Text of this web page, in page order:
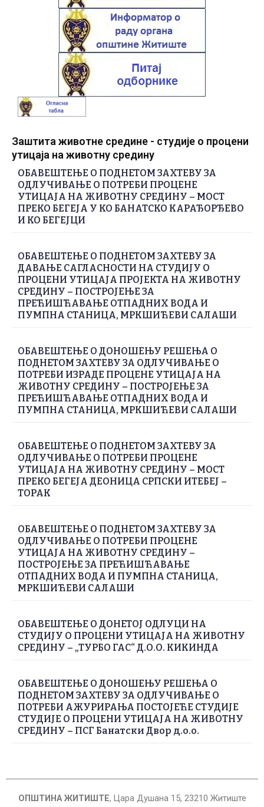
Заштита животне средине - студије о процени
утицаја на животну средину
ОБАВЕШТЕЊЕ О ПОДНЕТОМ ЗАХТЕВУ ЗА
ОДЛУЧИВАЊЕ О ПОТРЕБИ ПРОЦЕНЕ
УТИЦАЈА НА ЖИВОТНУ СРЕДИНУ – МОСТ
ПРЕКО БЕГЕЈА У КО БАНАТСКО КАРАЂОРЂЕВО
И КО БЕГЕЈЦИ
ОБАВЕШТЕЊЕ О ПОДНЕТОМ ЗАХТЕВУ ЗА
ДАВАЊЕ САГЛАСНОСТИ НА СТУДИЈУ О
ПРОЦЕНИ УТИЦАЈА ПРОЈЕКТА НА ЖИВОТНУ
СРЕДИНУ – ПОСТРОЈЕЊЕ ЗА
ПРЕЋИШЋАВАЊЕ ОТПАДНИХ ВОДА И
ПУМПНА СТАНИЦА, МРКШИЋЕВИ САЛАШИ
ОБАВЕШТЕЊЕ О ДОНОШЕЊУ РЕШЕЊА О
ПОДНЕТОМ ЗАХТЕВУ ЗА ОДЛУЧИВАЊЕ О
ПОТРЕБИ ИЗРАДЕ ПРОЦЕНЕ УТИЦАЈА НА
ЖИВОТНУ СРЕДИНУ – ПОСТРОЈЕЊЕ ЗА
ПРЕЋИШЋАВАЊЕ ОТПАДНИХ ВОДА И
ПУМПНА СТАНИЦА, МРКШИЋЕВИ САЛАШИ
ОБАВЕШТЕЊЕ О ПОДНЕТОМ ЗАХТЕВУ ЗА
ОДЛУЧИВАЊЕ О ПОТРЕБИ ПРОЦЕНЕ
УТИЦАЈА НА ЖИВОТНУ СРЕДИНУ – МОСТ
ПРЕКО БЕГЕЈА ДЕОНИЦА СРПСКИ ИТЕБЕЈ –
ТОРАК
ОБАВЕШТЕЊЕ О ПОДНЕТОМ ЗАХТЕВУ ЗА
ОДЛУЧИВАЊЕ О ПОТРЕБИ ПРОЦЕНЕ
УТИЦАЈА НА ЖИВОТНУ СРЕДИНУ –
ПОСТРОЈЕЊЕ ЗА ПРЕЋИШЋАВАЊЕ
ОТПАДНИХ ВОДА И ПУМПНА СТАНИЦА,
МРКШИЋЕВИ САЛАШИ
ОБАВЕШТЕЊЕ О ДОНЕТОЈ ОДЛУЦИ НА
СТУДИЈУ О ПРОЦЕНИ УТИЦАЈА НА ЖИВОТНУ
СРЕДИНУ – „ТУРБО ГАС“ Д.О.О. КИКИНДА
ОБАВЕШТЕЊЕ О ДОНОШЕЊУ РЕШЕЊА О
ПОДНЕТОМ ЗАХТЕВУ ЗА ОДЛУЧИВАЊЕ О
ПОТРЕБИ АЖУРИРАЊА ПОСТОЈЕЋЕ СТУДИЈЕ
СТУДИЈЕ О ПРОЦЕНИ УТИЦАЈА НА ЖИВОТНУ
СРЕДИНУ – ПСГ Банатски Двор д.о.о.
ОПШТИНА ЖИТИШТЕ, Цара Душана 15, 23210 Житиште